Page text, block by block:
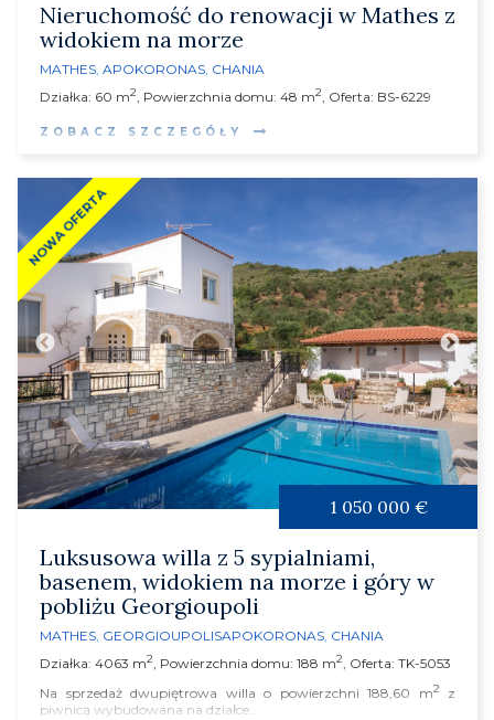
Nieruchomość do renowacji w Mathes z
widokiem na morze
MATHES, APOKORONAS, CHANIA
Działka: 60 m2, Powierzchnia domu: 48 m2, Oferta: BS-6229
ZOBACZ SZCZEGÓŁY
NOWA OFERTA
1 050 000 €
Luksusowa willa z 5 sypialniami,
basenem, widokiem na morze i góry w
pobliżu Georgioupoli
MATHES, GEORGIOUPOLISAPOKORONAS, CHANIA
Działka: 4063 m2, Powierzchnia domu: 188 m2, Oferta: TK-5053
Na sprzedaż dwupiętrowa willa o powierzchni 188,60 m2
z
piwnicą wybudowana na działce...